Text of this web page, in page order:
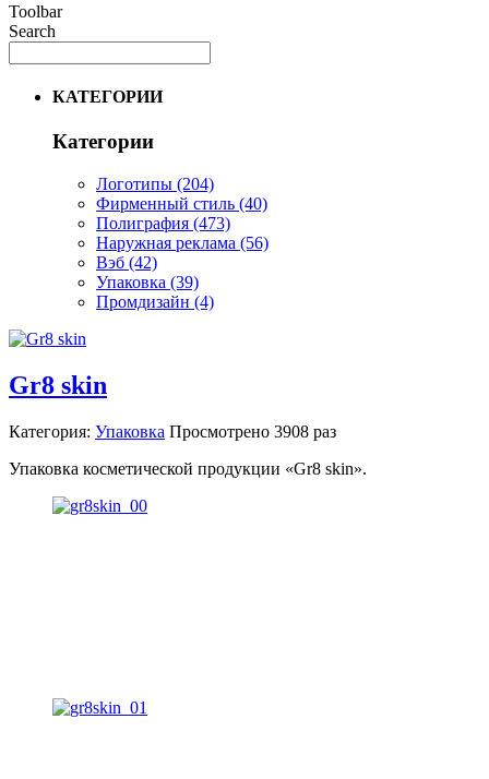
Toolbar
Search
КАТЕГОРИИ
Категории
Логотипы (204)
Фирменный стиль (40)
Полиграфия (473)
Наружная реклама (56)
Вэб (42)
Упаковка (39)
Промдизайн (4)
Gr8 skin
Категория: Упаковка Просмотрено 3908 раз
Упаковка косметической продукции «Gr8 skin».